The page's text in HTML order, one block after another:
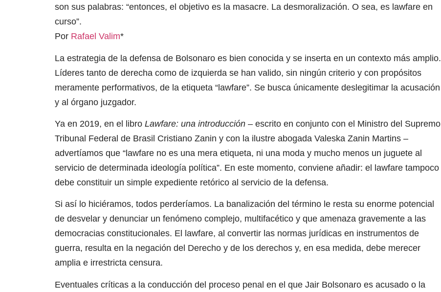
son sus palabras: “entonces, el objetivo es la masacre. La desmoralización. O sea, es lawfare en
curso”.
Por Rafael Valim*
La estrategia de la defensa de Bolsonaro es bien conocida y se inserta en un contexto más amplio.
Líderes tanto de derecha como de izquierda se han valido, sin ningún criterio y con propósitos
meramente performativos, de la etiqueta “lawfare”. Se busca únicamente deslegitimar la acusación
y al órgano juzgador.
Ya en 2019, en el libro Lawfare: una introducción – escrito en conjunto con el Ministro del Supremo
Tribunal Federal de Brasil Cristiano Zanin y con la ilustre abogada Valeska Zanin Martins –
advertíamos que “ lawfare no es una mera etiqueta, ni una moda y mucho menos un juguete al
servicio de determinada ideología política”. En este momento, conviene añadir: el lawfare tampoco
debe constituir un simple expediente retórico al servicio de la defensa.
Si así lo hiciéramos, todos perderíamos. La banalización del término le resta su enorme potencial
de desvelar y denunciar un fenómeno complejo, multifacético y que amenaza gravemente a las
democracias constitucionales. El lawfare, al convertir las normas jurídicas en instrumentos de
guerra, resulta en la negación del Derecho y de los derechos y, en esa medida, debe merecer
amplia e irrestricta censura.
Eventuales críticas a la conducción del proceso penal en el que Jair Bolsonaro es acusado o la